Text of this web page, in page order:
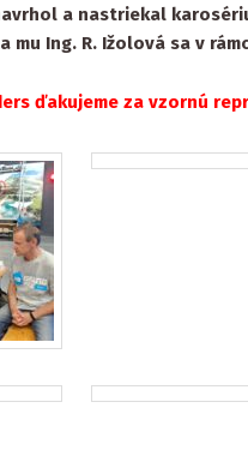
a nastriekal
mu Ing. R. Ižolová sa v
ďakujeme za vzornú